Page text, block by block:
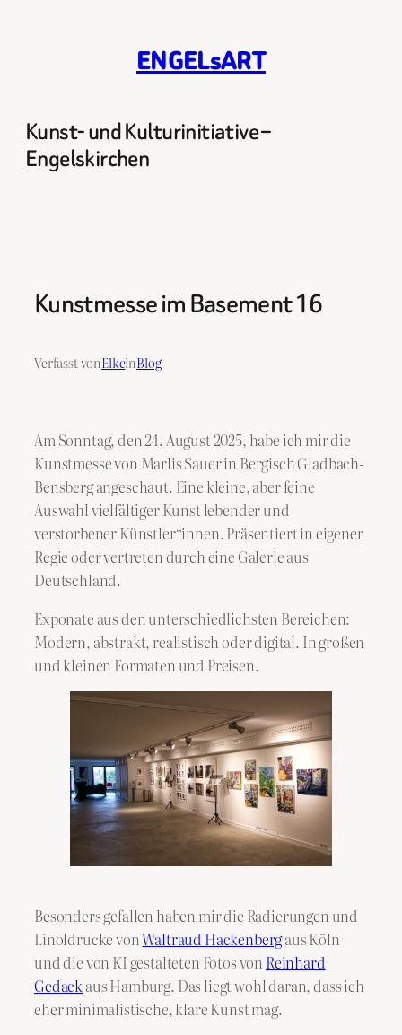
ENGELsART
Kunst- und Kulturinitiative –
Engelskirchen
Kunstmesse im Basement 16
Verfasst vonElkeinBlog
Am Sonntag, den 24. August 2025, habe ich mir die
Kunstmesse von Marlis Sauer in Bergisch Gladbach-
Bensberg angeschaut. Eine kleine, aber feine
Auswahl vielfältiger Kunst lebender und
verstorbener Künstler*innen. Präsentiert in eigener
Regie oder vertreten durch eine Galerie aus
Deutschland.
Exponate aus den unterschiedlichsten Bereichen:
Modern, abstrakt, realistisch oder digital. In großen
und kleinen Formaten und Preisen.
Besonders gefallen haben mir die Radierungen und
Linoldrucke vonWaltraud Hackenbergaus Köln
und die von KI gestalteten Fotos von Reinhard
Gedackaus Hamburg. Das liegt wohl daran, dass ich
eher minimalistische, klare Kunst mag.